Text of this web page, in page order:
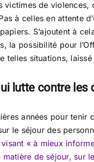
de violences,
à celles en attente
S’ajoutent à
la possibilité pour
telles situations,
lutte contre
années pour
le séjour des
« à mieux
de séjour, sur